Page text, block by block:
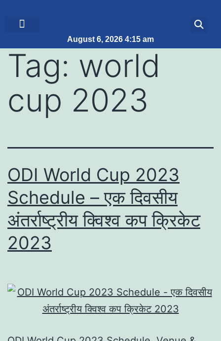
August 6, 2026 4:15 am
Tag: world
cup 2023
ODI World Cup 2023
Schedule – एक दिवसीय
अंतर्राष्ट्रीय क्विश्व कप क्रिकेट
2023